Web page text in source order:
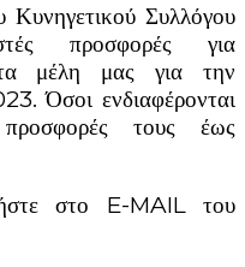
Κυνηγετικού Συλλόγου
προσφορές για
μέλη μας για την
Όσοι ενδιαφέρονται
τους έως
στο E-MAIL του